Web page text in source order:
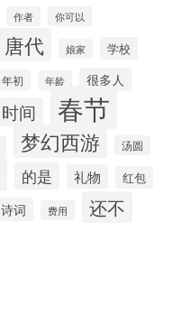
作者 你可以
唐代 娘家 学校
年初 年龄 很多人
时间 春节
梦幻西游 汤圆
的是 礼物 红包
诗词 费用 还不